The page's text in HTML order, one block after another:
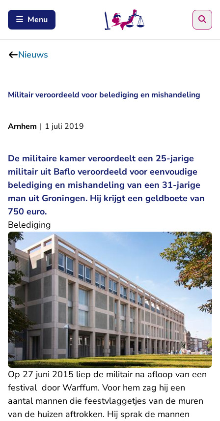
Menu
Nieuws
Militair veroordeeld voor belediging en mishandeling
Arnhem | 1 juli 2019
De militaire kamer veroordeelt een 25-jarige
militair uit Baflo veroordeeld voor eenvoudige
belediging en mishandeling van een 31-jarige
man uit Groningen. Hij krijgt een geldboete van
750 euro.
Belediging
Op 27 juni 2015 liep de militair na afloop van een
festival door Warffum. Voor hem zag hij een
aantal mannen die feestvlaggetjes van de muren
van de huizen aftrokken. Hij sprak de mannen